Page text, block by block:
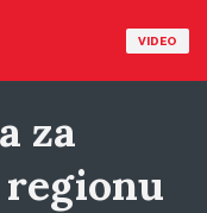
VIDEO
za